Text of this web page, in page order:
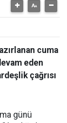
cuma
eden
çağrısı
günü